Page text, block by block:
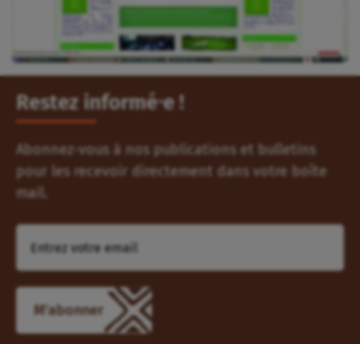
Restez informé⸱e !
Abonnez-vous à nos publications et bulletins
pour les recevoir directement dans votre boîte
mail.